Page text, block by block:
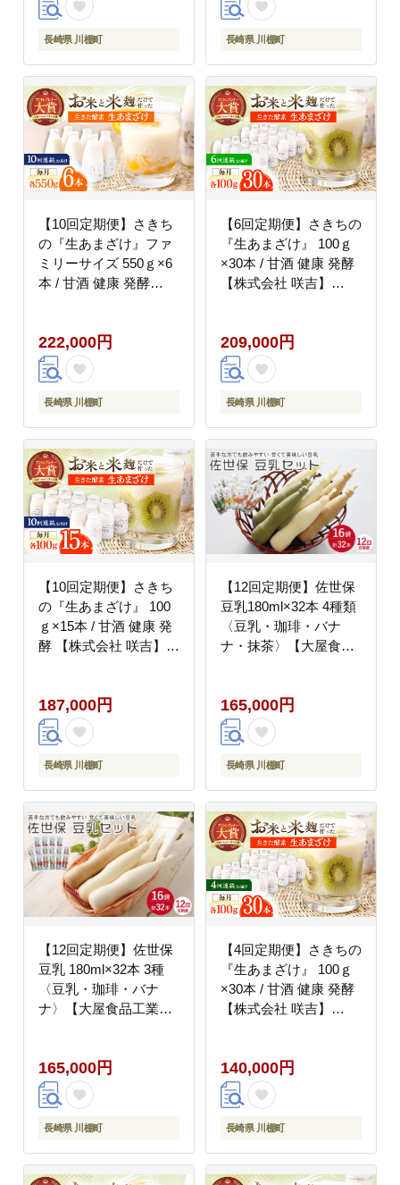
長崎県 川棚町 長崎県 川棚町
【10回定期便】さきち
の『生あまざけ』ファ
ミリーサイズ 550ｇ×6
本 / 甘酒 健康 発酵
222,000円
長崎県 川棚町
【6回定期便】さきちの
『生あまざけ』 100ｇ
×30本 / 甘酒 健康 発酵
【株式会社 咲吉】
209,000円
長崎県 川棚町
【10回定期便】さきち
の『生あまざけ』 100
ｇ×15本 / 甘酒 健康 発
酵 【株式会社 咲吉】
187,000円
長崎県 川棚町
【12回定期便】佐世保
豆乳180ml×32本 4種類
〈豆乳・珈琲・バナ
ナ・抹茶〉【大屋食品
165,000円
長崎県 川棚町
【12回定期便】佐世保
豆乳 180ml×32本 3種
〈豆乳・珈琲・バナ
ナ〉【大屋食品工業】
165,000円
長崎県 川棚町
【4回定期便】さきちの
『生あまざけ』 100ｇ
×30本 / 甘酒 健康 発酵
【株式会社 咲吉】
140,000円
長崎県 川棚町